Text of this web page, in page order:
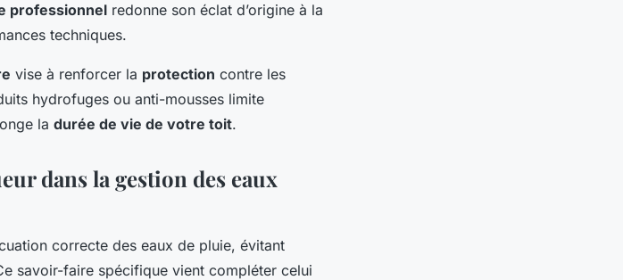
professionnel redonne son éclat d’origine à la
techniques.
vise à renforcer la protection contre les
hydrofuges ou anti-mousses limite
la durée de vie de votre toit.
dans la gestion des eaux
correcte des eaux de pluie, évitant
savoir-faire spécifique vient compléter celui